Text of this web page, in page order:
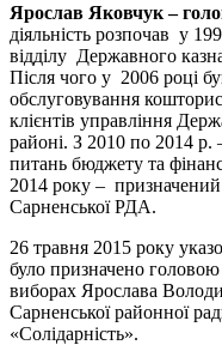
Ярослав Яковчук –
діяльність розпочав у
відділу Державного
Після чого у 2006 році
обслуговування
клієнтів управління
районі. З 2010 по 2014 р.
питань бюджету та
2014 року –
Сарненської РДА.
26 травня 2015 року
було призначено
виборах Ярослава
Сарненської районної
«Солідарність».